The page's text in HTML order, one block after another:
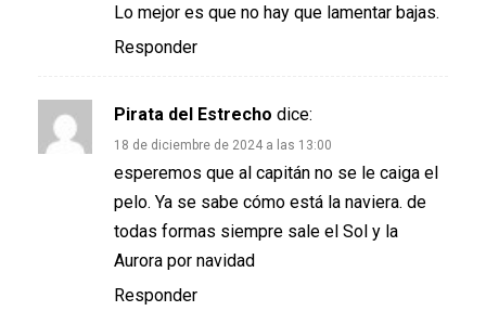
Lo mejor es que no hay que lamentar bajas.
Responder
Pirata del Estrecho dice:
18 de diciembre de 2024 a las 13:00
esperemos que al capitán no se le caiga el
pelo. Ya se sabe cómo está la naviera. de
todas formas siempre sale el Sol y la
Aurora por navidad
Responder